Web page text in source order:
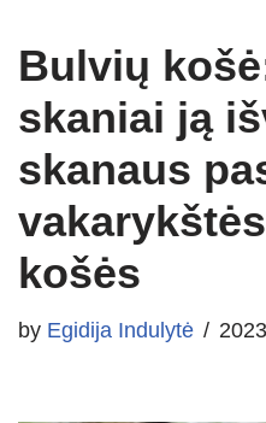
Bulvių
skaniai ją
skanaus
košės
by Egidija Indulytė